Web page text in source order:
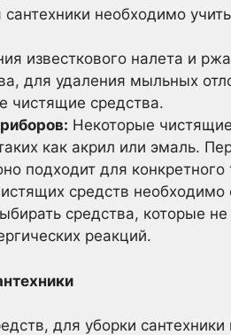
необходимо
известкового налета и
для удаления мыльных
чистящие средства.
Некоторые
как акрил или эмаль.
подходит для конкретного
средств
средства, которые
реакций.
для уборки